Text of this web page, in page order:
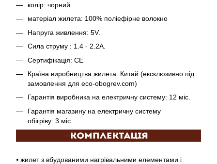
колір: чорний
матеріал жилета: 100% поліефірне волокно
Напруга живлення: 5V.
Сила струму : 1.4 - 2.2А.
Сертифікація: CE
Країна виробництва жилета: Китай (ексклюзивно під
замовлення для eco-obogrev.com)
Гарантія виробника на електричну систему: 12 міс.
Гарантія магазину на електричну систему
обігріву: 3 міс.
⦁ жилет з вбудованими нагрівальними елементами і